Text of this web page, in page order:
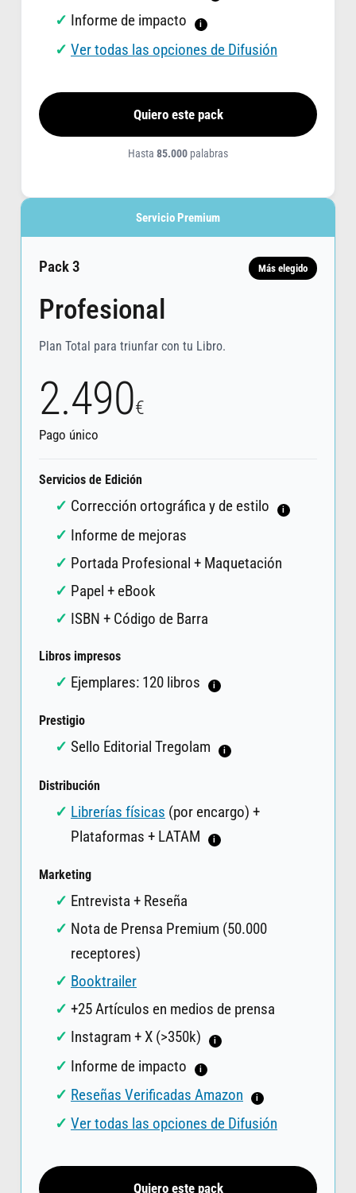
Informe de impacto i
Ver todas las opciones de Difusión
Quiero este pack
Hasta 85.000 palabras
Servicio Premium
Pack 3 Más elegido
Profesional
Plan Total para triunfar con tu Libro.
2.490€
Pago único
Servicios de Edición
Corrección ortográfica y de estilo i
Informe de mejoras
Portada Profesional + Maquetación
Papel + eBook
ISBN + Código de Barra
Libros impresos
Ejemplares: 120 libros i
Prestigio
Sello Editorial Tregolam i
Distribución
Librerías físicas (por encargo) +
Plataformas + LATAM
i
Marketing
Entrevista + Reseña
Nota de Prensa Premium (50.000
receptores)
Booktrailer
+25 Artículos en medios de prensa
Instagram + X (>350k)
i
Informe de impacto i
Reseñas Verificadas Amazon i
Ver todas las opciones de Difusión
Quiero este pack